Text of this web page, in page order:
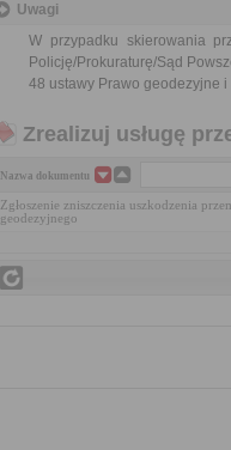
Uwagi
W przypadku skierowania
Policję/Prokuraturę/Sąd
48 ustawy Prawo geodezyjne
Zrealizuj usługę
Nazwa dokumentu
Zgłoszenie zniszczenia uszkodzenia
geodezyjnego